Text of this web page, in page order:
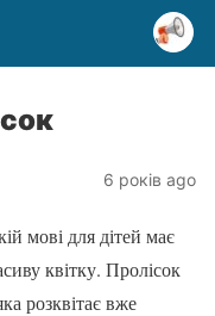
6 років ago
мові для дітей має
квітку. Пролісок
розквітає вже